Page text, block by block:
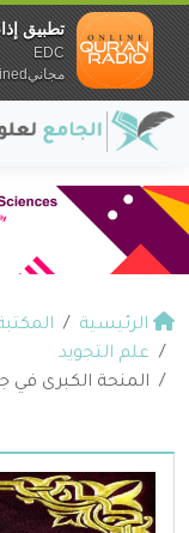
الرئيسية
علم التجويد
المنحة الكبرى في
تطبيق
EDC
مجانيundefined